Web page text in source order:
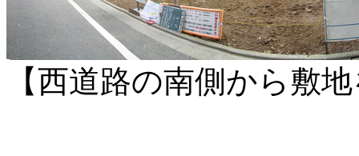
【西道路の南側から敷